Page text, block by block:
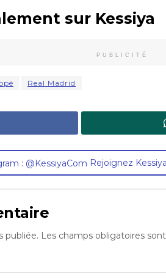
sur Kessiya
PUBLICITÉ
Real Madrid
Rejoignez
publiée. Les champs obligatoires